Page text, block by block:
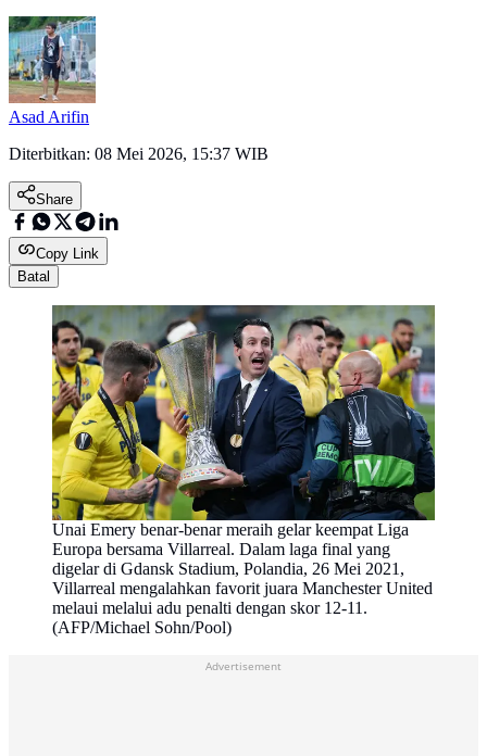
Asad Arifin
Diterbitkan: 08 Mei 2026, 15:37 WIB
Share
Copy Link
Batal
Unai Emery benar-benar meraih gelar keempat Liga
Europa bersama Villarreal. Dalam laga final yang
digelar di Gdansk Stadium, Polandia, 26 Mei 2021,
Villarreal mengalahkan favorit juara Manchester United
melaui melalui adu penalti dengan skor 12-11.
(AFP/Michael Sohn/Pool)
Advertisement